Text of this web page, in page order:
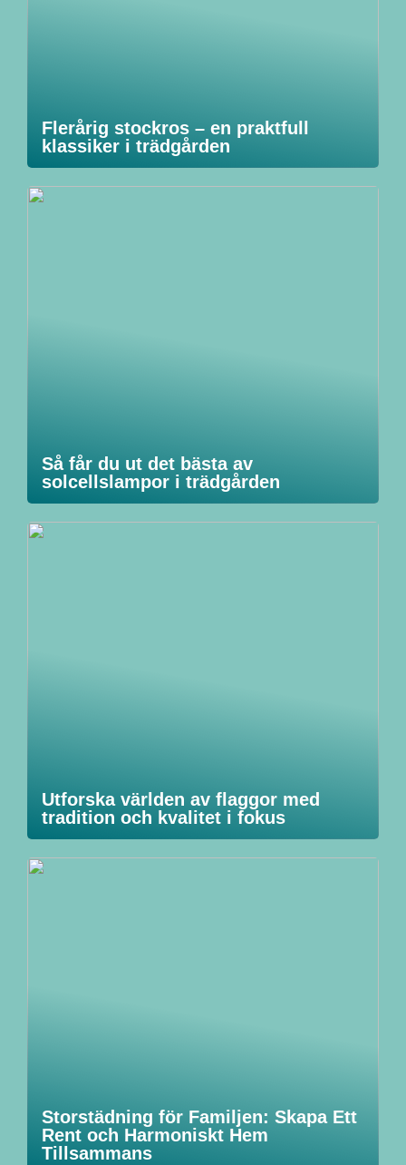
Flerårig stockros – en praktfull
klassiker i trädgården
Så får du ut det bästa av
solcellslampor i trädgården
Utforska världen av flaggor med
tradition och kvalitet i fokus
Storstädning för Familjen: Skapa Ett
Rent och Harmoniskt Hem
Tillsammans